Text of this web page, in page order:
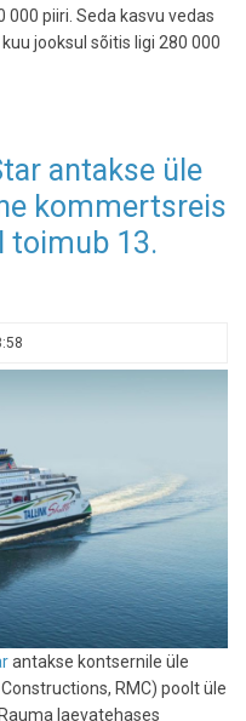
piiri. Seda kasvu vedas
jooksul sõitis ligi 280 000
antakse üle
kommertsreis
toimub 13.
antakse kontsernile üle
RMC) poolt üle
laevatehases